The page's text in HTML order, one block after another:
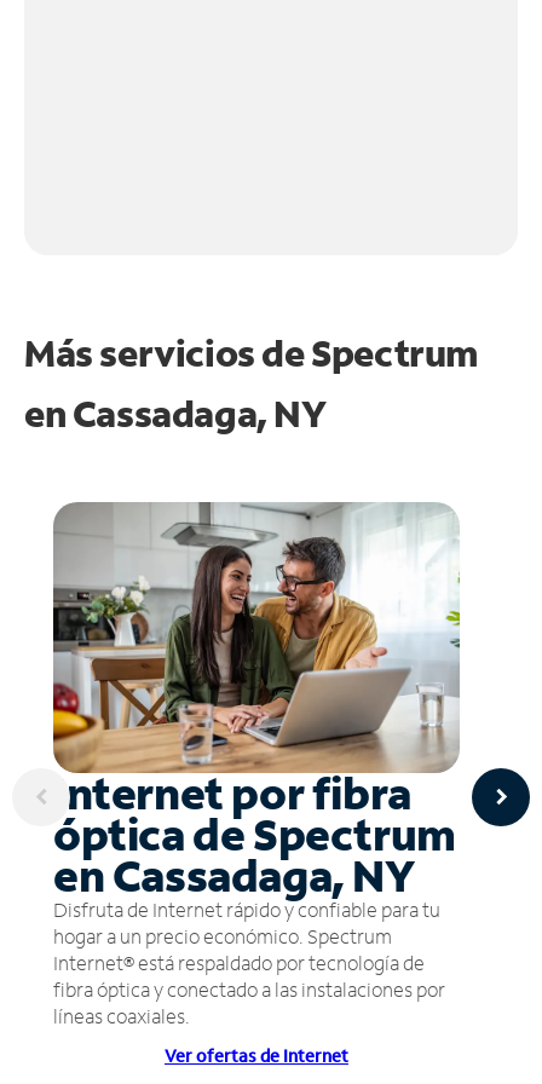
Más servicios de Spectrum
enCassadaga, NY
Internet por fibra
óptica de Spectrum
en Cassadaga, NY
Disfruta de Internet rápido y confiable para tu
hogar a un precio económico. Spectrum
Internet® está respaldado por tecnología de
fibra óptica y conectado a las instalaciones por
líneas coaxiales.
Ver ofertas de Internet